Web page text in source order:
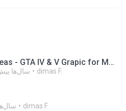
GTA San Andreas - GTA IV & V Grapic for Medium PC.rar
11 سال‌ها dimas F.
11 dimas F.